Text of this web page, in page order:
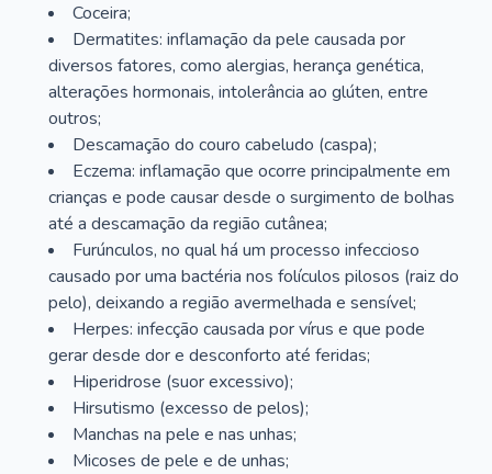
Coceira;
Dermatites: inflamação da pele causada por
diversos fatores, como alergias, herança genética,
alterações hormonais, intolerância ao glúten, entre
outros;
Descamação do couro cabeludo (caspa);
Eczema: inflamação que ocorre principalmente em
crianças e pode causar desde o surgimento de bolhas
até a descamação da região cutânea;
Furúnculos, no qual há um processo infeccioso
causado por uma bactéria nos folículos pilosos (raiz do
pelo), deixando a região avermelhada e sensível;
Herpes: infecção causada por vírus e que pode
gerar desde dor e desconforto até feridas;
Hiperidrose (suor excessivo);
Hirsutismo (excesso de pelos);
Manchas na pele e nas unhas;
Micoses de pele e de unhas;